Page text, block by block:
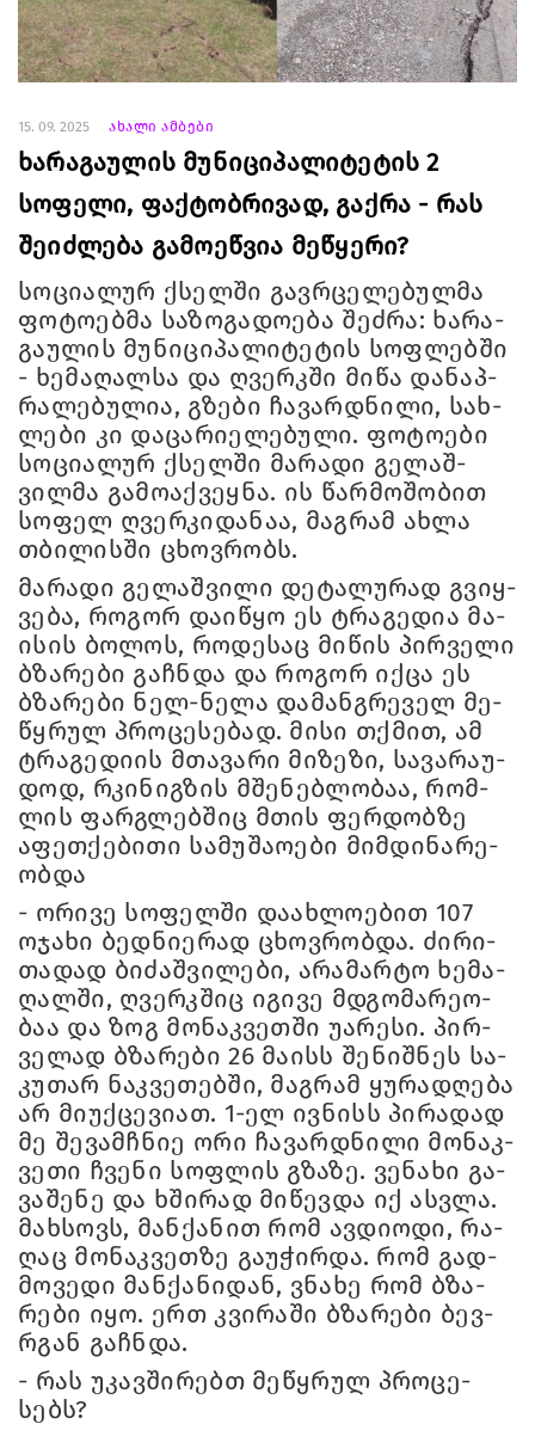
15. 09. 2025 ახალი ამბები
ხარაგაულის მუნიციპალიტეტის 2
სოფელი, ფაქტობრივად, გაქრა - რას
შეიძლება გამოეწვია მეწყერი?
სო­ცი­ა­ლურ ქსელ­ში გავ­რცე­ლე­ბულ­მა
ფო­ტო­ებ­მა სა­ზო­გა­დო­ე­ბა შეძ­რა: ხა­რა­
გა­უ­ლის მუ­ნი­ცი­პა­ლი­ტე­ტის სოფ­ლებ­ში
- ხე­მა­ღალ­სა და ღვერკში მიწა და­ნაპ­
რა­ლე­ბუ­ლია, გზე­ბი ჩა­ვარ­დნი­ლი, სახ­
ლე­ბი კი და­ცა­რი­ე­ლე­ბუ­ლი. ფო­ტო­ე­ბი
სო­ცი­ა­ლურ ქსელ­ში მა­რა­დი გე­ლაშ­
ვილ­მა გა­მო­აქ­ვეყ­ნა. ის წარ­მო­შო­ბით
სო­ფელ ღვერ­კი­და­ნაა, მაგ­რამ ახლა
თბი­ლის­ში ცხოვ­რობს.
მა­რა­დი გე­ლაშ­ვი­ლი დე­ტა­ლუ­რად გვიყ­
ვე­ბა, რო­გორ და­ი­წყო ეს ტრა­გე­დია მა­
ი­სის ბო­ლოს, რო­დე­საც მი­წის პირ­ვე­ლი
ბზა­რე­ბი გაჩ­ნდა და რო­გორ იქცა ეს
ბზა­რე­ბი ნელ-ნელა და­მან­გრე­ველ მე­
წყრულ პრო­ცე­სე­ბად. მისი თქმით, ამ
ტრა­გე­დი­ის მთა­ვა­რი მი­ზე­ზი, სა­ვა­რა­უ­
დოდ, რკი­ნიგ­ზის მშე­ნებ­ლო­ბაა, რომ­
ლის ფარ­გლებ­შიც მთის ფერ­დობ­ზე
აფეთ­ქე­ბი­თი სა­მუ­შა­ო­ე­ბი მიმ­დი­ნა­რე­
ობ­და
- ორი­ვე სო­ფელ­ში და­ახ­ლო­ე­ბით 107
ოჯა­ხი ბედ­ნი­ე­რად ცხოვ­რობ­და. ძი­რი­
თა­დად ბი­ძაშ­ვი­ლე­ბი, არა­მარ­ტო ხე­მა­
ღალ­ში, ღვერკშიც იგი­ვე მდგო­მა­რე­ო­
ბაა და ზოგ მო­ნაკ­ვეთ­ში უა­რე­სი. პირ­
ვე­ლად ბზა­რე­ბი 26 მა­ისს შე­ნიშ­ნეს სა­
კუ­თარ ნაკ­ვე­თებ­ში, მაგ­რამ ყუ­რა­დღე­ბა
არ მი­უქ­ცე­ვი­ათ. 1-ელ ივ­ნისს პი­რა­დად
მე შე­ვამ­ჩნიე ორი ჩა­ვარ­დნი­ლი მო­ნაკ­
ვე­თი ჩვე­ნი სოფ­ლის გზა­ზე. ვე­ნა­ხი გა­
ვა­შე­ნე და ხში­რად მი­წევ­და იქ ას­ვლა.
მახ­სოვს, მან­ქა­ნით რომ ავ­დი­ო­დი, რა­
ღაც მო­ნაკ­ვეთ­ზე გა­უ­ჭირ­და. რომ გად­
მო­ვე­დი მან­ქა­ნი­დან, ვნა­ხე რომ ბზა­
რე­ბი იყო. ერთ კვი­რა­ში ბზა­რე­ბი ბევ­
რგან გაჩ­ნდა.
- რას უკავ­ში­რებთ მე­წყრულ პრო­ცე­
სებს?